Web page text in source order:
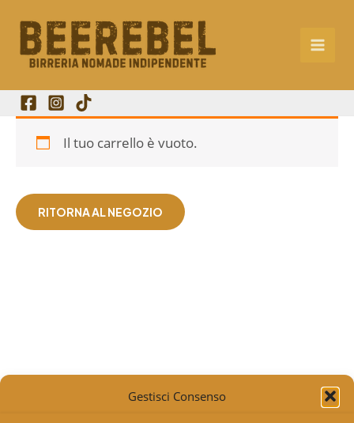
Gestisci Consenso
contenuto
Il tuo carrello è vuoto.
RITORNA AL NEGOZIO